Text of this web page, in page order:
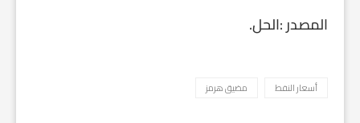
المصدر :الحل.
أسعار النفط مضيق هرمز